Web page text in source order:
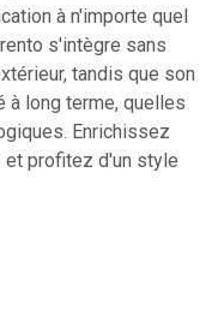
à n'importe quel
s'intègre sans
tandis que son
à long terme, quelles
Enrichissez
et profitez d'un style